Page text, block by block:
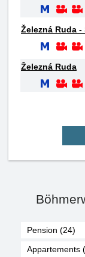
Železná Ruda -
Železná Ruda
Pension (24)
Appartements